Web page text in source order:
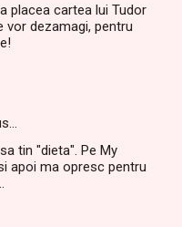
placea cartea lui Tudor
vor dezamagi, pentru
tin "dieta". Pe My
apoi ma opresc pentru